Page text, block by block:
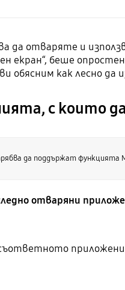
да отваряте и
екран“, беше
обясним как лесно
с които
да поддържат функцията
отваряни